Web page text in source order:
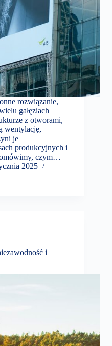
rozwiązanie,
gałęziach
z otworami,
wentylację,
je
produkcyjnych i
czym…
2025
i